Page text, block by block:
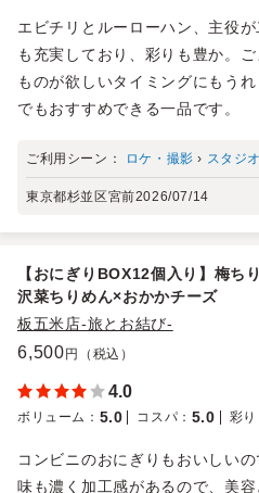
エビチリとルーローハン、主役
も充実しており、彩りも豊か。
ものが欲しいタイミングにもう
でもおすすめできる一品です。
ご利用シーン： ロケ・撮影 › スタジ
東京都杉並区宮前2026/07/14
【おにぎりBOX12個入り】梅ち
沢菜ちりめん×おかかチーズ
板五米店-旅とお結び-
6,500円（税込）
4.0
ボリューム ： 5.0 コスパ ： 5.0 彩り
コンビニのおにぎりもおいしい
味も濃く加工感があるので、美